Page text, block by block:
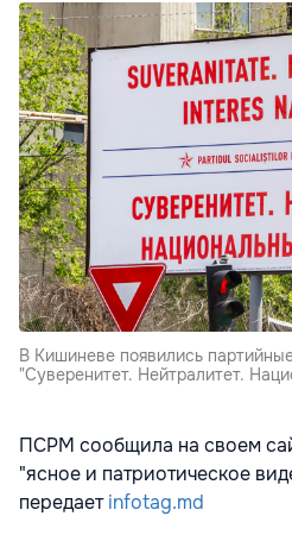
В Кишиневе появились
"Суверенитет. Нейтралитет.
ПСРМ сообщила на своем
"ясное и патриотическое
передаетinfotag.md